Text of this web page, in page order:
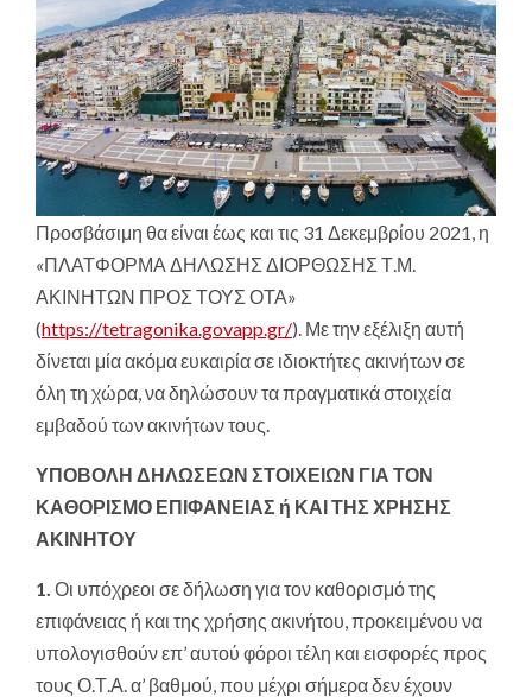
Προσβάσιμη θα είναι έως και τις 31 Δεκεμβρίου 2021, η
«ΠΛΑΤΦΟΡΜΑ ΔΗΛΩΣΗΣ ΔΙΟΡΘΩΣΗΣ Τ.Μ.
ΑΚΙΝΗΤΩΝ ΠΡΟΣ ΤΟΥΣ ΟΤΑ»
(https://tetragonika.govapp.gr/). Με την εξέλιξη αυτή
δίνεται μία ακόμα ευκαιρία σε ιδιοκτήτες ακινήτων σε
όλη τη χώρα, να δηλώσουν τα πραγματικά στοιχεία
εμβαδού των ακινήτων τους.
ΥΠΟΒΟΛΗ ΔΗΛΩΣΕΩΝ ΣΤΟΙΧΕΙΩΝ ΓΙΑ ΤΟΝ
ΚΑΘΟΡΙΣΜΟ ΕΠΙΦΑΝΕΙΑΣ ή ΚΑΙ ΤΗΣ ΧΡΗΣΗΣ
ΑΚΙΝΗΤΟΥ
1. Οι υπόχρεοι σε δήλωση για τον καθορισμό της
επιφάνειας ή και της χρήσης ακινήτου, προκειμένου να
υπολογισθούν επ’ αυτού φόροι τέλη και εισφορές προς
τους Ο.Τ.Α. α’ βαθμού, που μέχρι σήμερα δεν έχουν